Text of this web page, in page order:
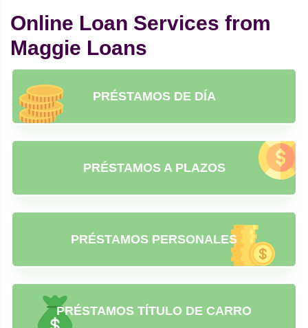
Online Loan Services from
Maggie Loans
PRÉSTAMOS DE DÍA
PRÉSTAMOS A PLAZOS
PRÉSTAMOS PERSONALES
PRÉSTAMOS TÍTULO DE CARRO